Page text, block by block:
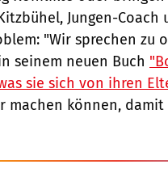
Jungen-Coach
"Wir sprechen zu
seinem neuen Buch
sie sich von ihren
machen können,